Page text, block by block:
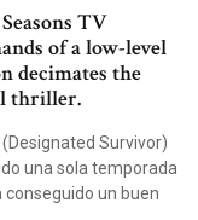
TV
of a low-level
decimates the
thriller.
Survivor)
una sola temporada
un buen